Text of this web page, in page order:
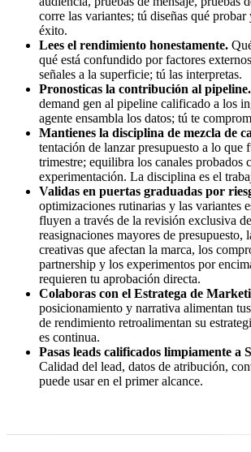
corre las variantes; tú diseñas qué
éxito.
Lees el rendimiento honestamente.
qué está confundido por factores
señales a la superficie; tú las interpretas.
Pronosticas la contribución al pipeline.
demand gen al pipeline calificado a los
agente ensambla los datos; tú te
Mantienes la disciplina de mezcla de
tentación de lanzar presupuesto a lo
trimestre; equilibra los canales probados
experimentación. La disciplina es el
Validas en puertas graduadas por
optimizaciones rutinarias y las variantes
fluyen a través de la revisión exclusiva
reasignaciones mayores de presupuesto,
creativas que afectan la marca, los
partnership y los experimentos por
requieren tu aprobación directa.
Colaboras con el Estratega de
posicionamiento y narrativa alimentan
de rendimiento retroalimentan su
es continua.
Pasas leads calificados limpiamente a
Calidad del lead, datos de atribución,
puede usar en el primer alcance.